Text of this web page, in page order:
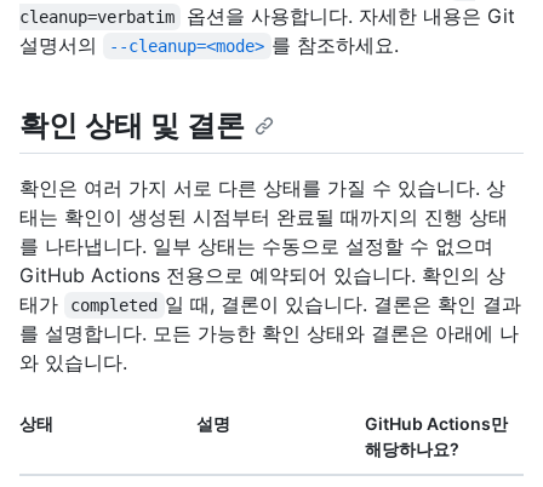
cleanup=verbatim
옵션을 사용합니다. 자세한 내용은 Git
설명서의
--cleanup=<mode> 를 참조하세요.
확인 상태 및 결론
확인은 여러 가지 서로 다른 상태를 가질 수 있습니다. 상
태는 확인이 생성된 시점부터 완료될 때까지의 진행 상태
를 나타냅니다. 일부 상태는 수동으로 설정할 수 없으며
GitHub Actions 전용으로 예약되어 있습니다. 확인의 상
태가
completed 일 때, 결론이 있습니다. 결론은 확인 결과
를 설명합니다. 모든 가능한 확인 상태와 결론은 아래에 나
와 있습니다.
상태 설명
GitHub Actions만
해당하나요?